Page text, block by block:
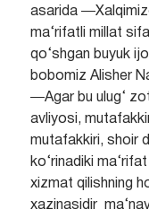
asarida
ma‘rifatli millat
qo‘shgan buyuk
bobomiz Alisher
―Agar bu ulug‘
avliyosi,
mutafakkiri, shoir
ko‘rinadiki
xizmat qilishning
xazinasidir